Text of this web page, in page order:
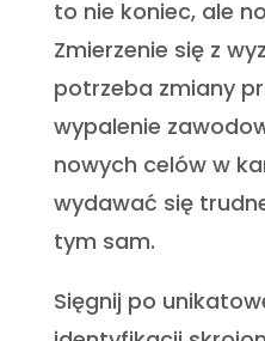
to nie koniec, ale
Zmierzenie się z
potrzeba zmiany
wypalenie
nowych celów w
wydawać się
tym sam.
Sięgnij po